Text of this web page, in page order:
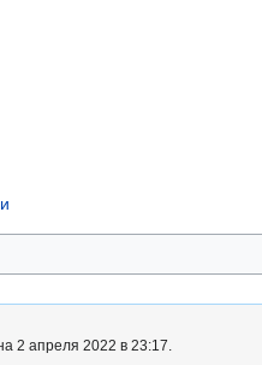
2 апреля 2022 в 23:17.